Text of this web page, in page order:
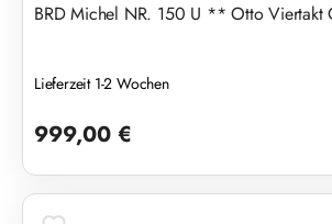
BRD Michel NR. 150 U ** Otto Viertakt
Lieferzeit 1-2 Wochen
999,00 €